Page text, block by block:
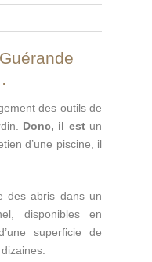
des outils de
Donc, il estun
d’une piscine, il
des abris dans un
disponibles en
superficie de